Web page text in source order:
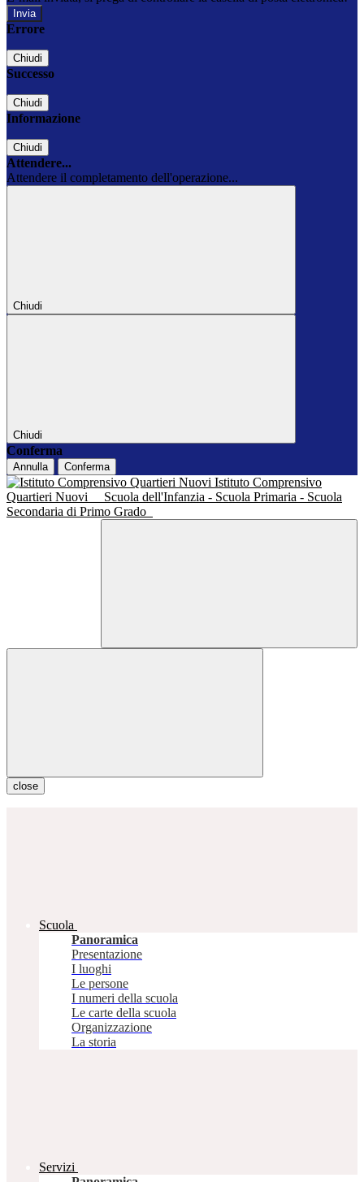
Errore
Chiudi
Successo
Chiudi
Informazione
Chiudi
Attendere...
Attendere il completamento dell'operazione...
Chiudi
Chiudi
Conferma
Annulla Conferma
Istituto Comprensivo
Quartieri Nuovi
Scuola dell'Infanzia - Scuola Primaria - Scuola
Secondaria di Primo Grado
close
Scuola
Panoramica
Presentazione
I luoghi
Le persone
I numeri della scuola
Le carte della scuola
Organizzazione
La storia
Servizi